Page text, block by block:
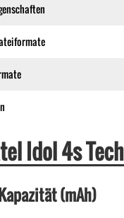
Idol 4s
(mAh)